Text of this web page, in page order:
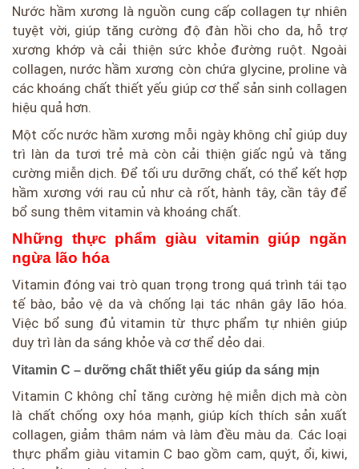
Nước hầm xương là nguồn cung cấp collagen tự nhiên
tuyệt vời, giúp tăng cường độ đàn hồi cho da, hỗ trợ
xương khớp và cải thiện sức khỏe đường ruột. Ngoài
collagen, nước hầm xương còn chứa glycine, proline và
các khoáng chất thiết yếu giúp cơ thể sản sinh collagen
hiệu quả hơn.
Một cốc nước hầm xương mỗi ngày không chỉ giúp duy
trì làn da tươi trẻ mà còn cải thiện giấc ngủ và tăng
cường miễn dịch. Để tối ưu dưỡng chất, có thể kết hợp
hầm xương với rau củ như cà rốt, hành tây, cần tây để
bổ sung thêm vitamin và khoáng chất.
Những thực phẩm giàu vitamin giúp ngăn
ngừa lão hóa
Vitamin đóng vai trò quan trọng trong quá trình tái tạo
tế bào, bảo vệ da và chống lại tác nhân gây lão hóa.
Việc bổ sung đủ vitamin từ thực phẩm tự nhiên giúp
duy trì làn da sáng khỏe và cơ thể dẻo dai.
Vitamin C – dưỡng chất thiết yếu giúp da sáng mịn
Vitamin C không chỉ tăng cường hệ miễn dịch mà còn
là chất chống oxy hóa mạnh, giúp kích thích sản xuất
collagen, giảm thâm nám và làm đều màu da. Các loại
thực phẩm giàu vitamin C bao gồm cam, quýt, ổi, kiwi,